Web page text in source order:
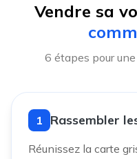
Vendre sa
6 étapes pour
1 Rassembler
Réunissez la carte